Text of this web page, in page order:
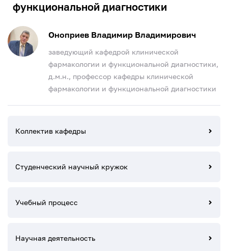
функциональной диагностики
Оноприев Владимир Владимирович
заведующий кафедрой клинической
фармакологии и функциональной диагностики,
д.м.н., профессор кафедры клинической
фармакологии и функциональной диагностики
Коллектив кафедры
Студенческий научный кружок
Учебный процесс
Научная деятельность